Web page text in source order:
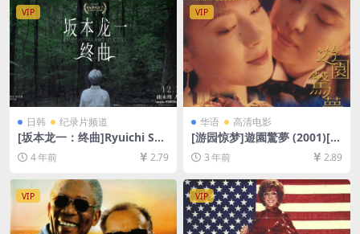
VIP
日韩 纪录片频道
[坂本龙一：终曲]Ryuichi Sak
amoto: CODA (2017)[百度网
盘+迅雷云盘资源1080P超清
字]
4 年前 2.79
VIP
华语 高清电影
[游园惊梦]遊園驚夢 (2001)[AI
修复版+日版超清][百度网盘
+迅雷云盘资源1080P超清未
文字幕]
3 年前 2.89
VIP VIP